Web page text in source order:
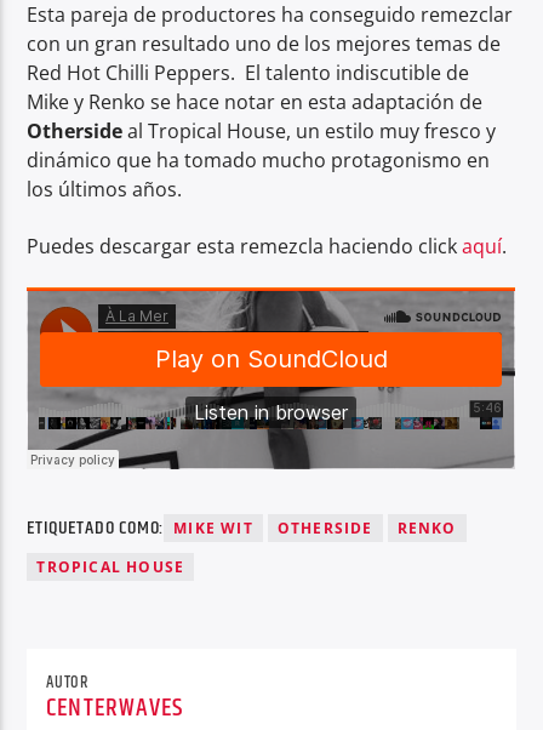
Esta pareja de productores ha conseguido remezclar
con un gran resultado uno de los mejores temas de
Red Hot Chilli Peppers. El talento indiscutible de
Mike y Renko se hace notar en esta adaptación de
Othersideal Tropical House, un estilo muy fresco y
dinámico que ha tomado mucho protagonismo en
los últimos años.
Puedes descargar esta remezcla haciendo clickaquí.
ETIQUETADO COMO: MIKE WIT OTHERSIDE
RENKO
TROPICAL HOUSE
AUTOR
CENTERWAVES